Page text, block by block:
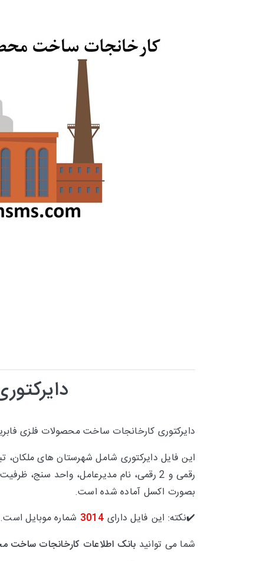
دایرکتوری کارخانجات ساختمحصولات فلزی
این فایل دایرکتوری شامل شهرستان های
رقمی و 2 رقمی، نام مدیرعامل، واحد
بصورت اکسل آماده شده است.
✔️نکته: این فایل دارای 3014 شماره موبایل است.
شما می توانید بانک اطلاعات کارخانجات ساخت